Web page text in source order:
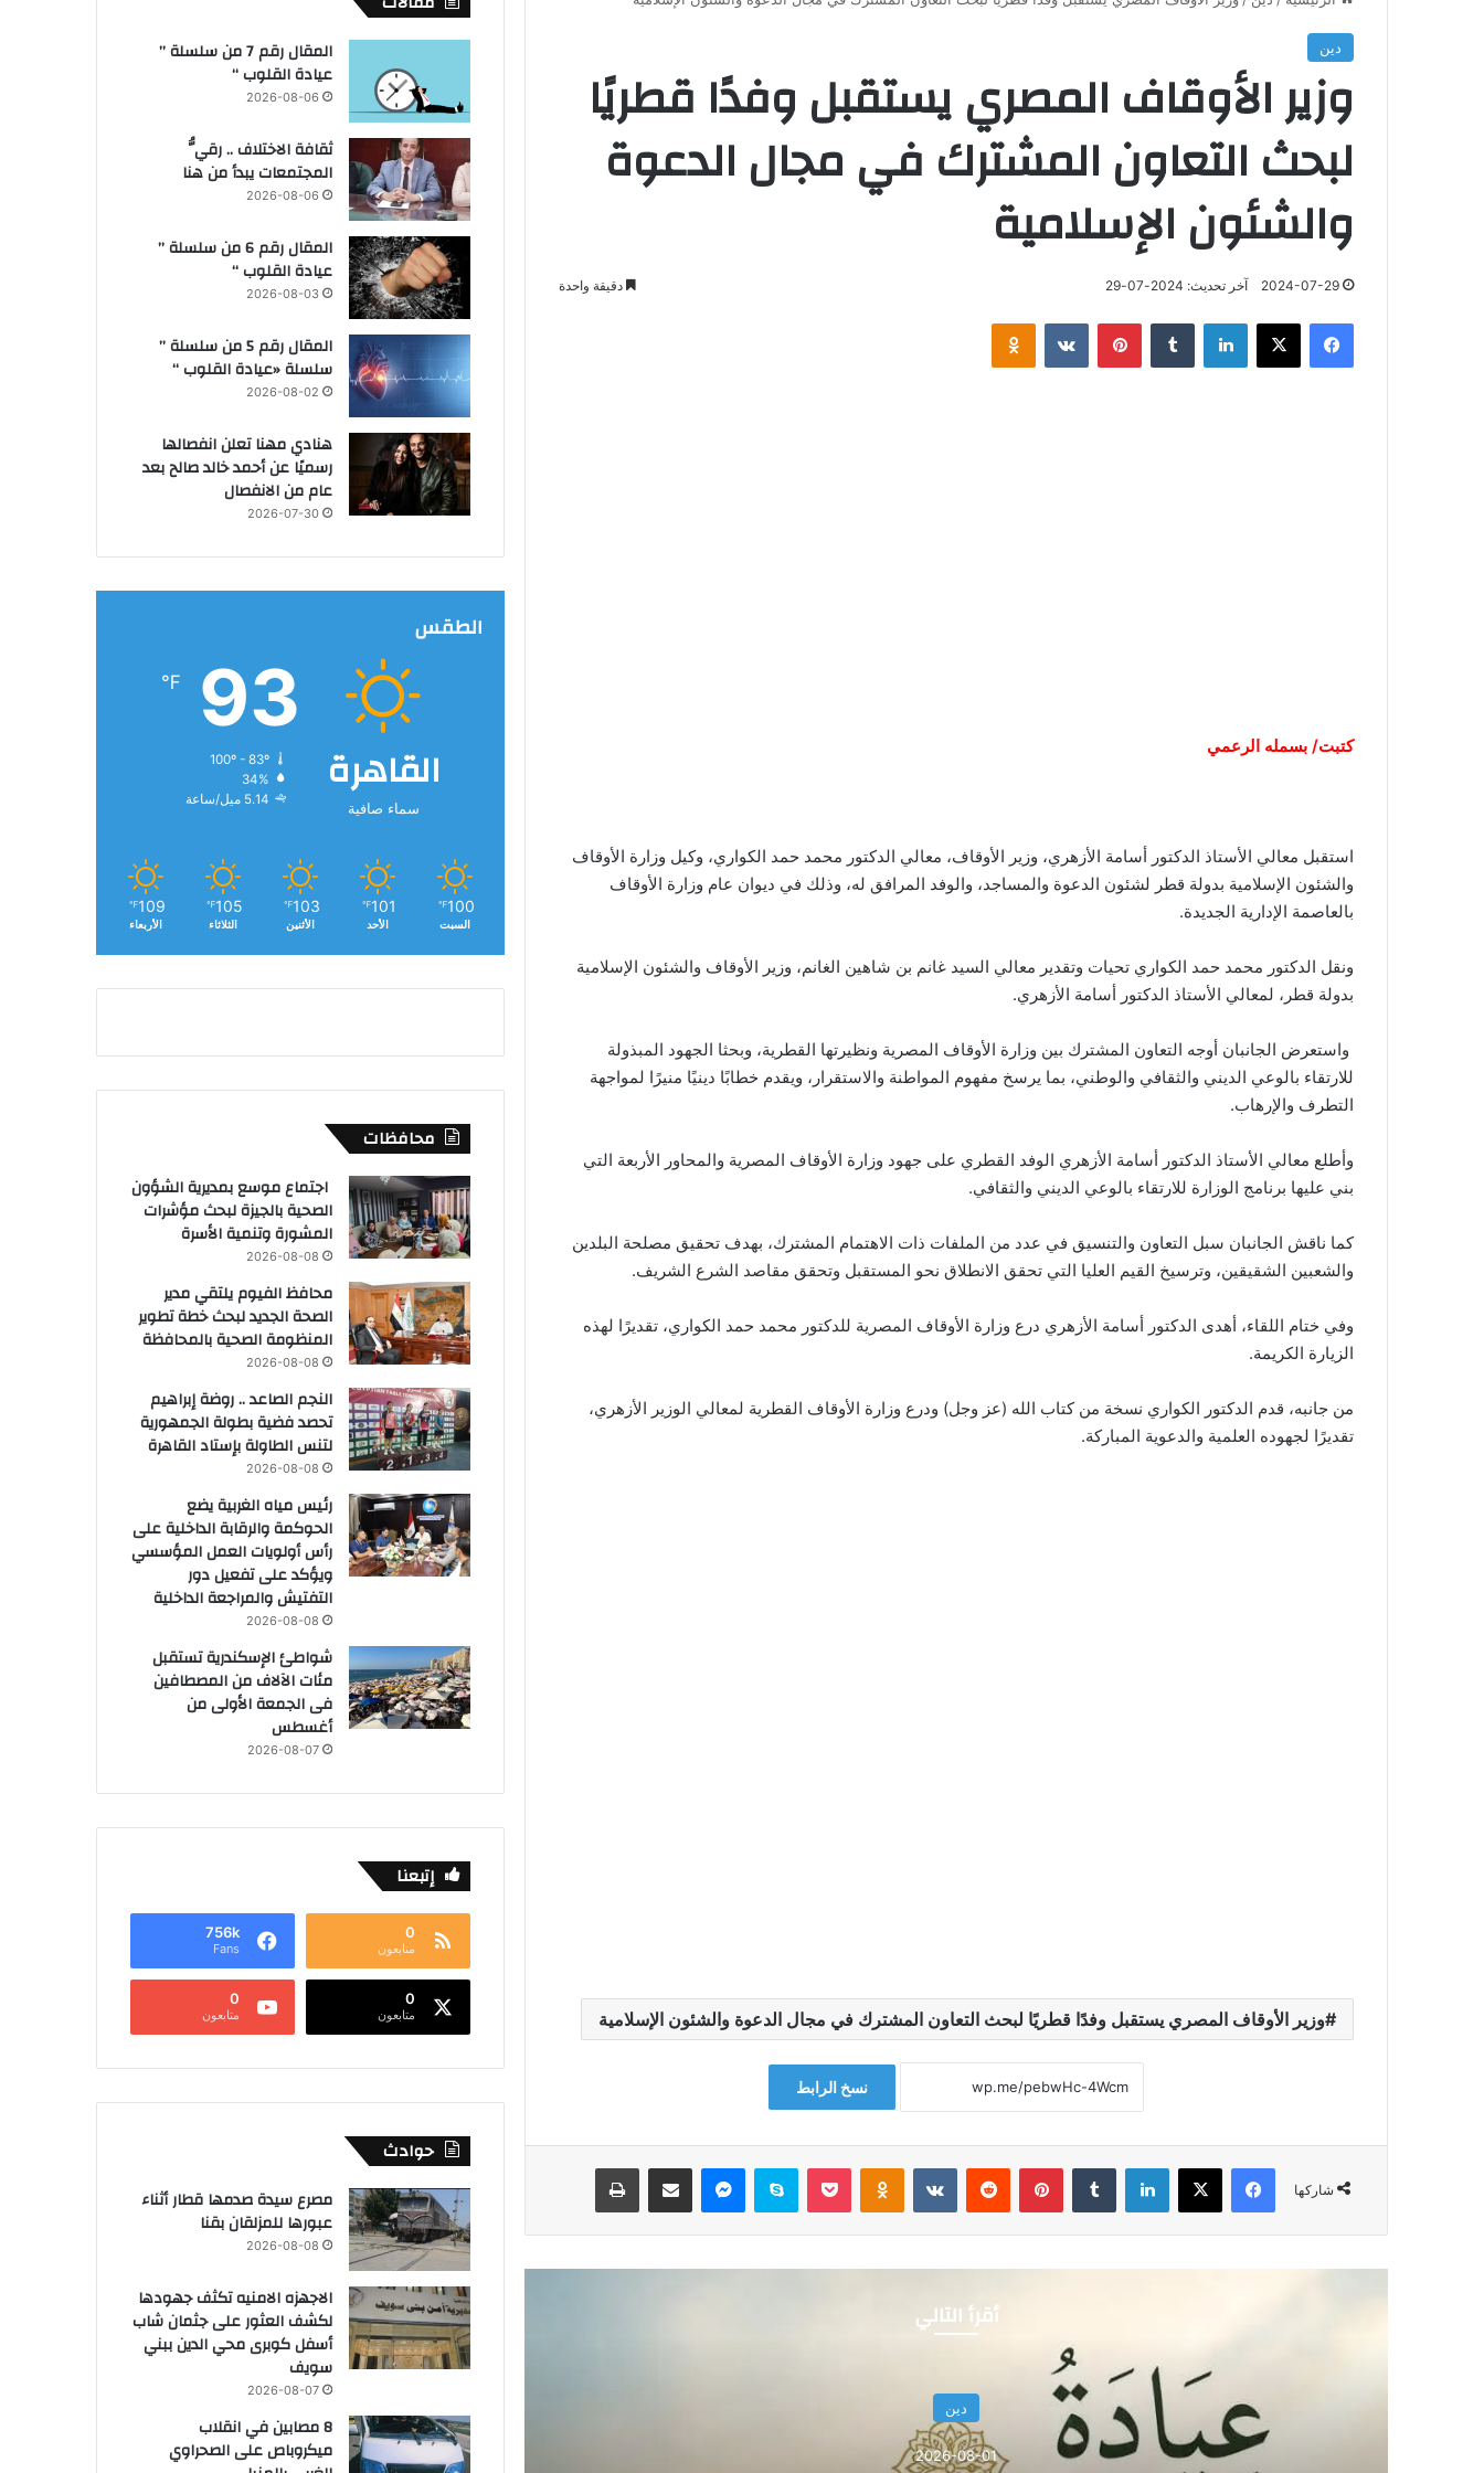
دين
وزير الأوقاف المصري يستقبل وفدًا قطريًا
لبحث التعاون المشترك في مجال الدعوة
والشئون الإسلامية
2024-07-29 آخر تحديث: 2024-07-29 دقيقة واحدة
فيسبوك لينكدإن بينتيريست
كتبت/ بسمله الرعمي
استقبل معالي الأستاذ الدكتور أسامة الأزهري، وزير الأوقاف، معالي الدكتور محمد حمد الكواري، وكيل وزارة الأوقاف
والشئون الإسلامية بدولة قطر لشئون الدعوة والمساجد، والوفد المرافق له، وذلك في ديوان عام وزارة الأوقاف
بالعاصمة الإدارية الجديدة.
ونقل الدكتور محمد حمد الكواري تحيات وتقدير معالي السيد غانم بن شاهين الغانم، وزير الأوقاف والشئون الإسلامية
بدولة قطر، لمعالي الأستاذ الدكتور أسامة الأزهري.
واستعرض الجانبان أوجه التعاون المشترك بين وزارة الأوقاف المصرية ونظيرتها القطرية، وبحثا الجهود المبذولة
للارتقاء بالوعي الديني والثقافي والوطني، بما يرسخ مفهوم المواطنة والاستقرار، ويقدم خطابًا دينيًا منيرًا لمواجهة
التطرف والإرهاب.
وأطلع معالي الأستاذ الدكتور أسامة الأزهري الوفد القطري على جهود وزارة الأوقاف المصرية والمحاور الأربعة التي
بني عليها برنامج الوزارة للارتقاء بالوعي الديني والثقافي.
كما ناقش الجانبان سبل التعاون والتنسيق في عدد من الملفات ذات الاهتمام المشترك، بهدف تحقيق مصلحة البلدين
والشعبين الشقيقين، وترسيخ القيم العليا التي تحقق الانطلاق نحو المستقبل وتحقق مقاصد الشرع الشريف.
وفي ختام اللقاء، أهدى الدكتور أسامة الأزهري درع وزارة الأوقاف المصرية للدكتور محمد حمد الكواري، تقديرًا لهذه
الزيارة الكريمة.
من جانبه، قدم الدكتور الكواري نسخة من كتاب الله (عز وجل) ودرع وزارة الأوقاف القطرية لمعالي الوزير الأزهري،
تقديرًا لجهوده العلمية والدعوية المباركة.
وزير الأوقاف المصري يستقبل وفدًا قطريًا لبحث التعاون المشترك في مجال الدعوة والشئون الإسلامية
نسخ الرابط
شاركها
فيسبوك لينكدإن بينتيريست سكايب
أقرأ التالي
دين
2026-08-01
المقال رقم 7 من سلسلة ”
عيادة القلوب “
2026-08-06
ثقافة الاختلاف .. رقيُّ
المجتمعات يبدأ من هنا
2026-08-06
المقال رقم 6 من سلسلة ”
عيادة القلوب “
2026-08-03
المقال رقم 5 من سلسلة ”
سلسلة «عيادة القلوب “
2026-08-02
هنادي مهنا تعلن انفصالها
رسميًا عن أحمد خالد صالح بعد
عام من الانفصال
2026-07-30
الطقس
القاهرة
سماء صافية
93
℉
100º - 83º
34%
5.14 ميل/ساعة
100
℉
السبت
101
℉
الأحد
103
℉
الأثنين
105
℉
الثلاثاء
109
℉
الأربعاء
محافظات
اجتماع موسع بمديرية الشؤون
الصحية بالجيزة لبحث مؤشرات
المشورة وتنمية الأسرة
2026-08-08
محافظ الفيوم يلتقي مدير
الصحة الجديد لبحث خطة تطوير
المنظومة الصحية بالمحافظة
2026-08-08
النجم الصاعد .. روضة إبراهيم
تحصد فضية بطولة الجمهورية
لتنس الطاولة بإستاد القاهرة
2026-08-08
رئيس مياه الغربية يضع
الحوكمة والرقابة الداخلية على
رأس أولويات العمل المؤسسي
ويؤكد على تفعيل دور
التفتيش والمراجعة الداخلية
2026-08-08
شواطئ الإسكندرية تستقبل
مئات الآلاف من المصطافين
فى الجمعة الأولى من
أغسطس
2026-08-07
إتبعنا
0
متابعون
756k
Fans
0
متابعون
0
متابعون
حوادث
مصرع سيدة صدمها قطار أثناء
عبورها للمزلقان بقنا
2026-08-08
الاجهزه الامنيه تكثف جهودها
لكشف العثور على جثمان شاب
أسفل كوبرى محي الدين ببني
سويف
2026-08-07
8 مصابين في انقلاب
ميكروباص على الصحراوي